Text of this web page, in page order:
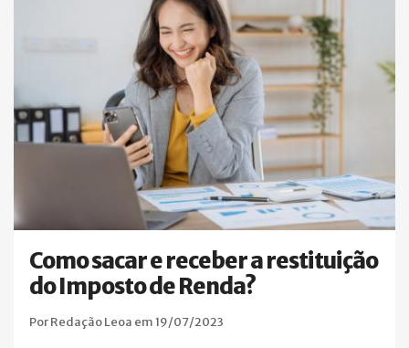
Como sacar e receber a restituição
do Imposto de Renda?
Por Redação Leoa em 19/07/2023